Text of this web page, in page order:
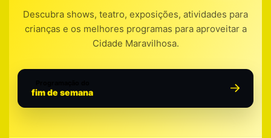
Descubra shows, teatro, exposições, atividades para
crianças e os melhores programas para aproveitar a
Cidade Maravilhosa.
fim de semana